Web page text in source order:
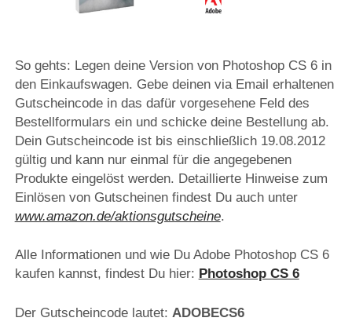
So gehts: Legen deine Version von Photoshop CS 6 in
den Einkaufswagen. Gebe deinen via Email erhaltenen
Gutscheincode in das dafür vorgesehene Feld des
Bestellformulars ein und schicke deine Bestellung ab.
Dein Gutscheincode ist bis einschließlich 19.08.2012
gültig und kann nur einmal für die angegebenen
Produkte eingelöst werden. Detaillierte Hinweise zum
Einlösen von Gutscheinen findest Du auch unter
www.amazon.de/aktionsgutscheine.
Alle Informationen und wie Du Adobe Photoshop CS 6
kaufen kannst, findest Du hier: Photoshop CS 6
Der Gutscheincode lautet: ADOBECS6